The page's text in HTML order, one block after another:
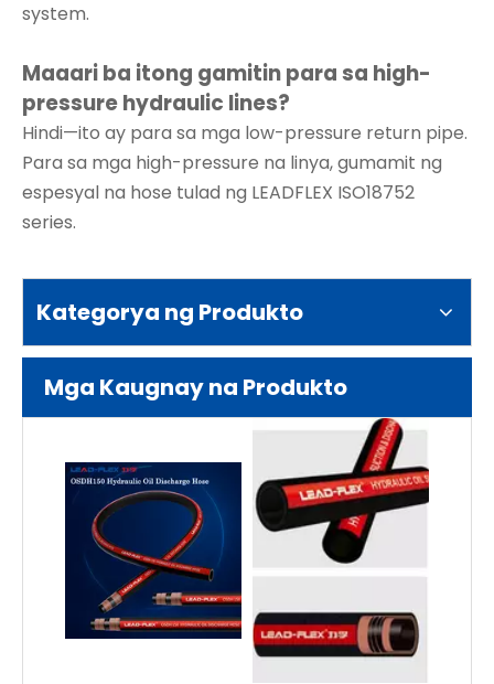
system.
Maaari ba itong gamitin para sa high-
pressure hydraulic lines?
Hindi—ito ay para sa mga low-pressure return pipe.
Para sa mga high-pressure na linya, gumamit ng
espesyal na hose tulad ng LEADFLEX ISO18752
series.
Kategorya ng Produkto
Mga Kaugnay na Produkto